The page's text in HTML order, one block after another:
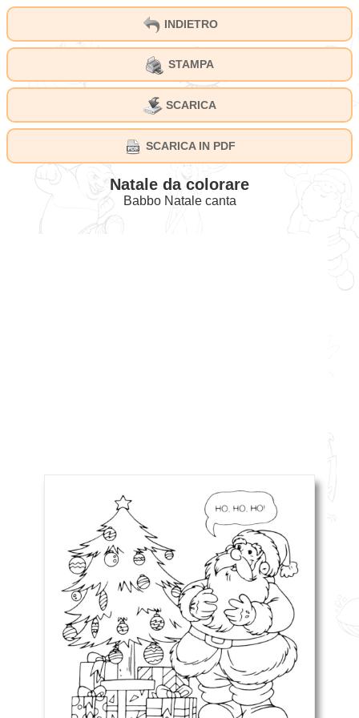
INDIETRO
STAMPA
SCARICA
SCARICA IN PDF
Natale da colorare
Babbo Natale canta